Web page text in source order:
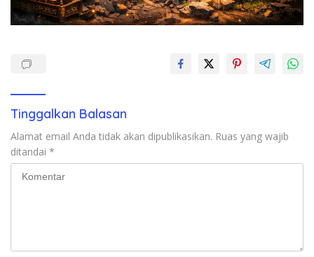
Tinggalkan Balasan
Alamat email Anda tidak akan dipublikasikan. Ruas yang wajib
ditandai *